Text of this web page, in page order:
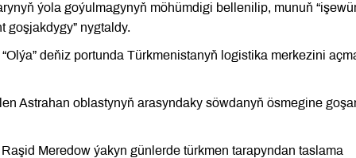
ýola goýulmagynyň möhümdigi bellenilip, munuň
goşjakdygy” nygtaldy.
deňiz portunda Türkmenistanyň logistika merkezini
Astrahan oblastynyň arasyndaky söwdanyň ösmegine
Meredow ýakyn günlerde türkmen tarapyndan taslama